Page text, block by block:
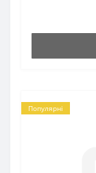
Популярні